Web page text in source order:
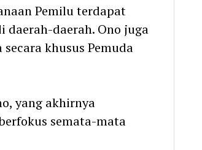
Pemilu terdapat
daerah-daerah. Ono juga
khusus Pemuda
yang akhirnya
semata-mata